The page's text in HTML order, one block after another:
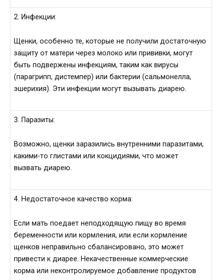
2. Инфекции:
Щенки, особенно те, которые не получили достаточную
защиту от матери через молоко или прививки, могут
быть подвержены инфекциям, таким как вирусы
(парагрипп, дистемпер) или бактерии (сальмонелла,
эшерихия). Эти инфекции могут вызывать диарею.
3. Паразиты:
Возможно, щенки заразились внутренними паразитами,
какими-то глистами или кокцидиями, что может
вызвать диарею.
4. Недостаточное качество корма:
Если мать поедает неподходящую пищу во время
беременности или кормления, или если кормление
щенков неправильно сбалансировано, это может
привести к диарее. Некачественные коммерческие
корма или неконтролируемое добавление продуктов